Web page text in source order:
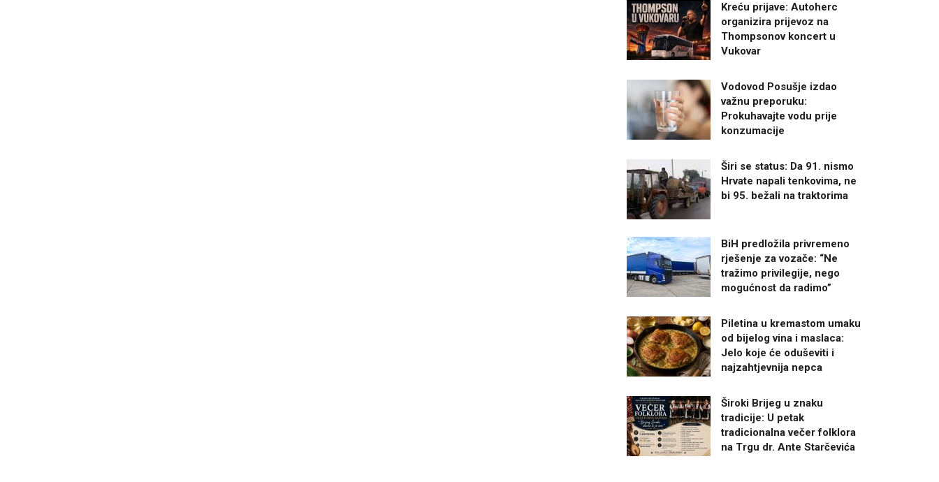
Kreću prijave: Autoherc
organizira prijevoz na
Thompsonov koncert u
Vukovar
Vodovod Posušje izdao
važnu preporuku:
Prokuhavajte vodu prije
konzumacije
Širi se status: Da 91. nismo
Hrvate napali tenkovima, ne
bi 95. bežali na traktorima
BiH predložila privremeno
rješenje za vozače: “Ne
tražimo privilegije, nego
mogućnost da radimo”
Piletina u kremastom umaku
od bijelog vina i maslaca:
Jelo koje će oduševiti i
najzahtjevnija nepca
Široki Brijeg u znaku
tradicije: U petak
tradicionalna večer folklora
na Trgu dr. Ante Starčevića